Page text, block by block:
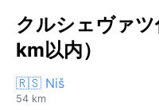
クルシェヴァ
km以内）
🇷🇸 Niš
54 km